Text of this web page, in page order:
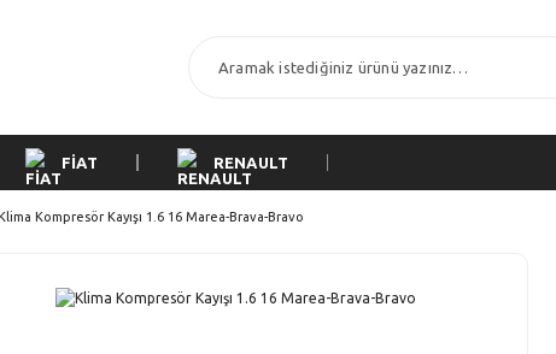
FİAT RENAULT
Kompresör Kayışı 1.6 16 Marea-Brava-Bravo